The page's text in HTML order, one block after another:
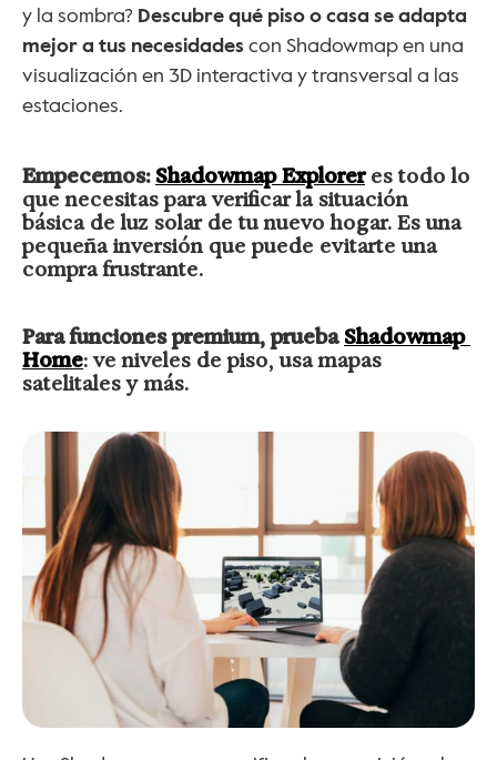
y la sombra? Descubre qué piso o casa se adapta
mejor a tus necesidades con Shadowmap en una
visualización en 3D interactiva y transversal a las
estaciones.
Empecemos: Shadowmap Explorer es todo lo
que necesitas para verificar la situación
básica de luz solar de tu nuevo hogar. Es una
pequeña inversión que puede evitarte una
compra frustrante.
Para funciones premium, prueba Shadowmap
Home: ve niveles de piso, usa mapas
satelitales y más.